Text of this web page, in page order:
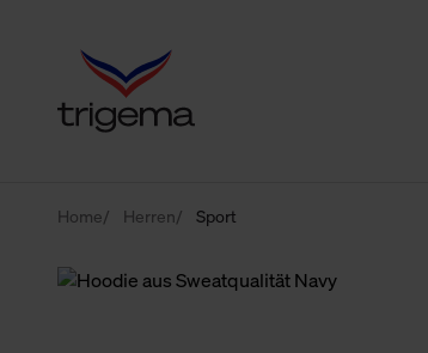
Home Herren Sport